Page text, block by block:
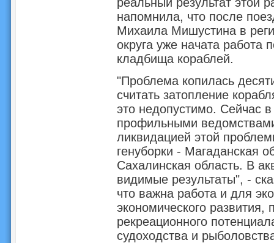
напомнила, что после
Михаила Мишустина в
округа уже начата работа
кладбища кораблей.
"Проблема копилась
считать затопление
это недопустимо. Сейчас
профильными
ликвидацией этой
генуборки - Магаданская
Сахалинская область. В
видимые результаты", -
что важна работа и для
экономического развития,
рекреационного
судоходства и